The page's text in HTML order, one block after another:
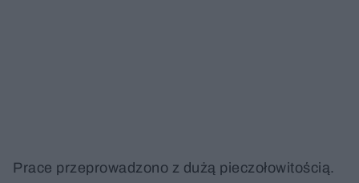
Prace przeprowadzono z dużą pieczołowitością.